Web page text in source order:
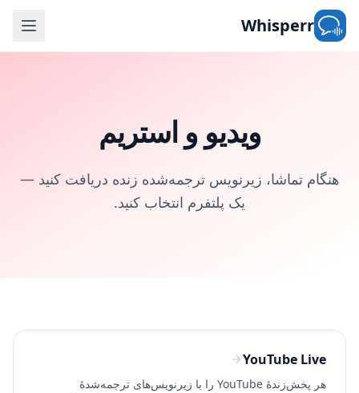
Whisperr
ویدیو و استریم
هنگام تماشا، زیرنویس ترجمه‌شده زنده دریافت کنید —
یک پلتفرم انتخاب کنید.
YouTube Live
هر پخش‌زندهٔ YouTube را با زیرنویس‌های ترجمه‌شدهٔ